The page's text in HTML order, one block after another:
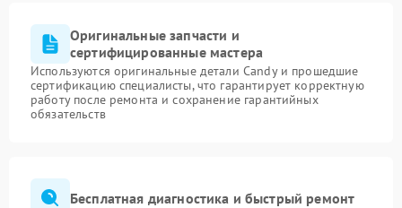
Оригинальные запчасти и
сертифицированные мастера
Используются оригинальные детали Candy и прошедшие
сертификацию специалисты, что гарантирует корректную
работу после ремонта и сохранение гарантийных
обязательств
Бесплатная диагностика и быстрый ремонт